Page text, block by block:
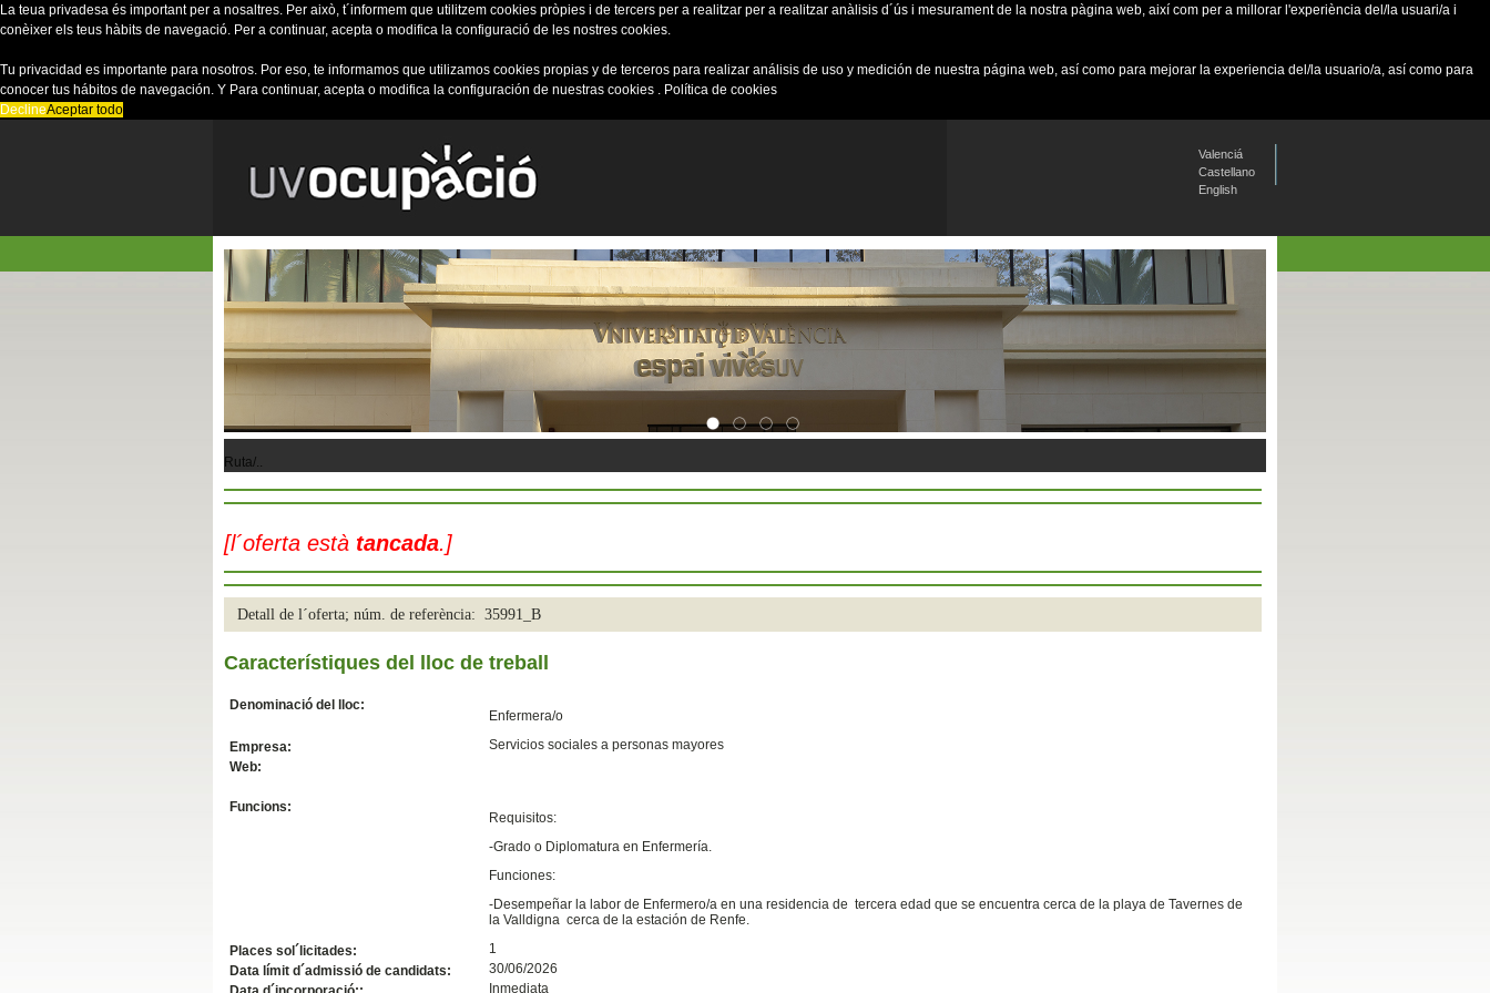
La teua privadesa és important per a nosaltres. Per això, t´informem que utilitzem cookies pròpies i de tercers per a realitzar per a realitzar anàlisis d´ús i mesurament de la nostra pàgina web, així com per a millorar l'experiència del/la usuari/a i
conèixer els teus hàbits de navegació. Per a continuar, acepta o modifica la configuració de les nostres cookies.
Tu privacidad es importante para nosotros. Por eso, te informamos que utilizamos cookies propias y de terceros para realizar análisis de uso y medición de nuestra página web, así como para mejorar la experiencia del/la usuario/a, así como para
conocer tus hábitos de navegación. Y Para continuar, acepta o modifica la configuración de nuestras cookies . Política de cookies
DeclineAceptar todo
Valenciá
Castellano
English
Slide01
Ruta/..
[l´oferta està tancada.]
Detall de l´oferta; núm. de referència: 35991_B
Característiques del lloc de treball
Denominació del lloc:
Enfermera/o
Empresa:
Servicios sociales a personas mayores
Web:
Funcions:
Requisitos:
-Grado o Diplomatura en Enfermería.
Funciones:
-Desempeñar la labor de Enfermero/a en una residencia de tercera edad que se encuentra cerca de la playa de Tavernes de
la Valldigna cerca de la estación de Renfe.
Places sol´licitades:
1
Data límit d´admissió de candidats:
30/06/2026
Inmediata